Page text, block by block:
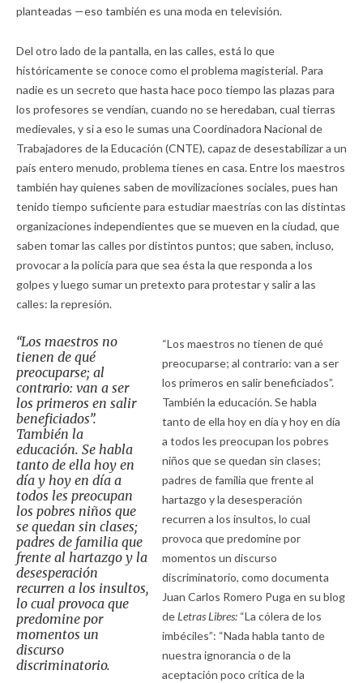
planteadas —eso también es una moda en televisión.
Del otro lado de la pantalla, en las calles, está lo que
históricamente se conoce como el problema magisterial. Para
nadie es un secreto que hasta hace poco tiempo las plazas para
los profesores se vendían, cuando no se heredaban, cual tierras
medievales, y si a eso le sumas una Coordinadora Nacional de
Trabajadores de la Educación (CNTE), capaz de desestabilizar a un
país entero menudo, problema tienes en casa. Entre los maestros
también hay quienes saben de movilizaciones sociales, pues han
tenido tiempo suficiente para estudiar maestrías con las distintas
organizaciones independientes que se mueven en la ciudad, que
saben tomar las calles por distintos puntos; que saben, incluso,
provocar a la policía para que sea ésta la que responda a los
golpes y luego sumar un pretexto para protestar y salir a las
calles: la represión.
“Los maestros no
tienen de qué
preocuparse; al
contrario: van a ser
los primeros en salir
beneficiados”.
También la
educación. Se habla
tanto de ella hoy en
día y hoy en día a
todos les preocupan
los pobres niños que
se quedan sin clases;
padres de familia que
frente al hartazgo y la
desesperación
recurren a los insultos,
lo cual provoca que
predomine por
momentos un
discurso
discriminatorio.
“Los maestros no tienen de qué
preocuparse; al contrario: van a ser
los primeros en salir beneficiados”.
También la educación. Se habla
tanto de ella hoy en día y hoy en día
a todos les preocupan los pobres
niños que se quedan sin clases;
padres de familia que frente al
hartazgo y la desesperación
recurren a los insultos, lo cual
provoca que predomine por
momentos un discurso
discriminatorio, como documenta
Juan Carlos Romero Puga en su blog
deLetras Libres:“La cólera de los
imbéciles”: “Nada habla tanto de
nuestra ignorancia o de la
aceptación poco crítica de la